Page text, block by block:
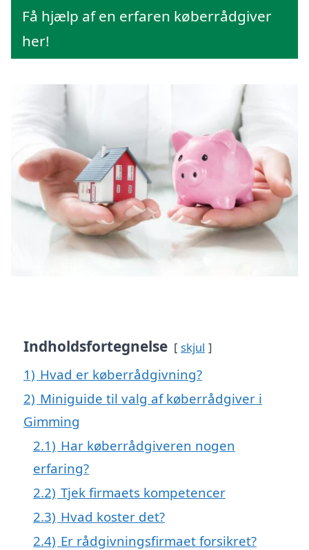
Få hjælp af en erfaren køberrådgiver
her!
Indholdsfortegnelse skjul
1) Hvad er køberrådgivning?
2) Miniguide til valg af køberrådgiver i
Gimming
2.1) Har køberrådgiveren nogen
erfaring?
2.2) Tjek firmaets kompetencer
2.3) Hvad koster det?
2.4) Er rådgivningsfirmaet forsikret?